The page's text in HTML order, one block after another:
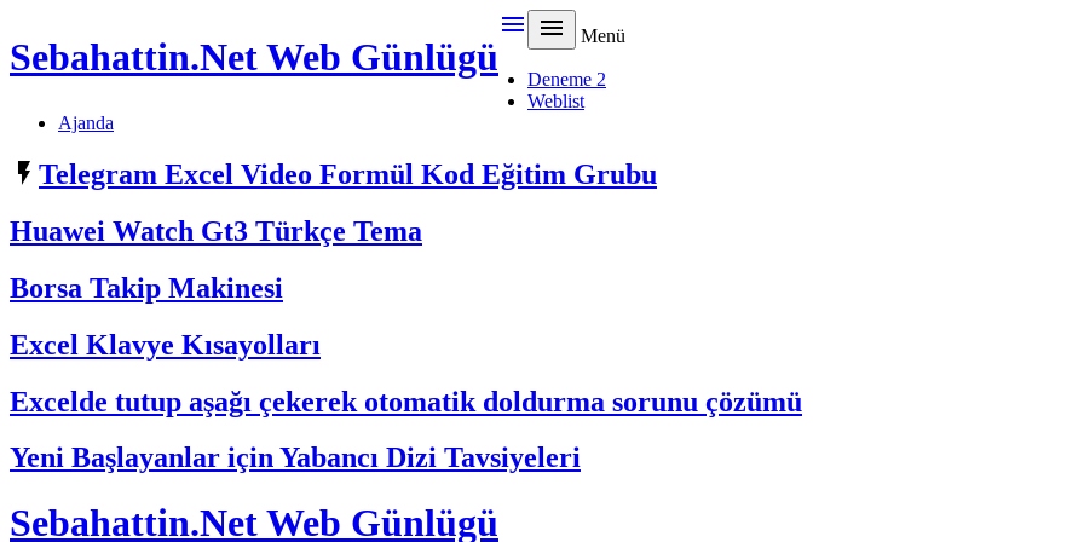
Sebahattin.Net Web Günlügü
  Menü
Deneme 2
Weblist
Ajanda
 Telegram Excel Video Formül Kod Eğitim Grubu
Huawei Watch Gt3 Türkçe Tema
Borsa Takip Makinesi
Excel Klavye Kısayolları
Excelde tutup aşağı çekerek otomatik doldurma sorunu çözümü
Yeni Başlayanlar için Yabancı Dizi Tavsiyeleri
Sebahattin.Net Web Günlügü